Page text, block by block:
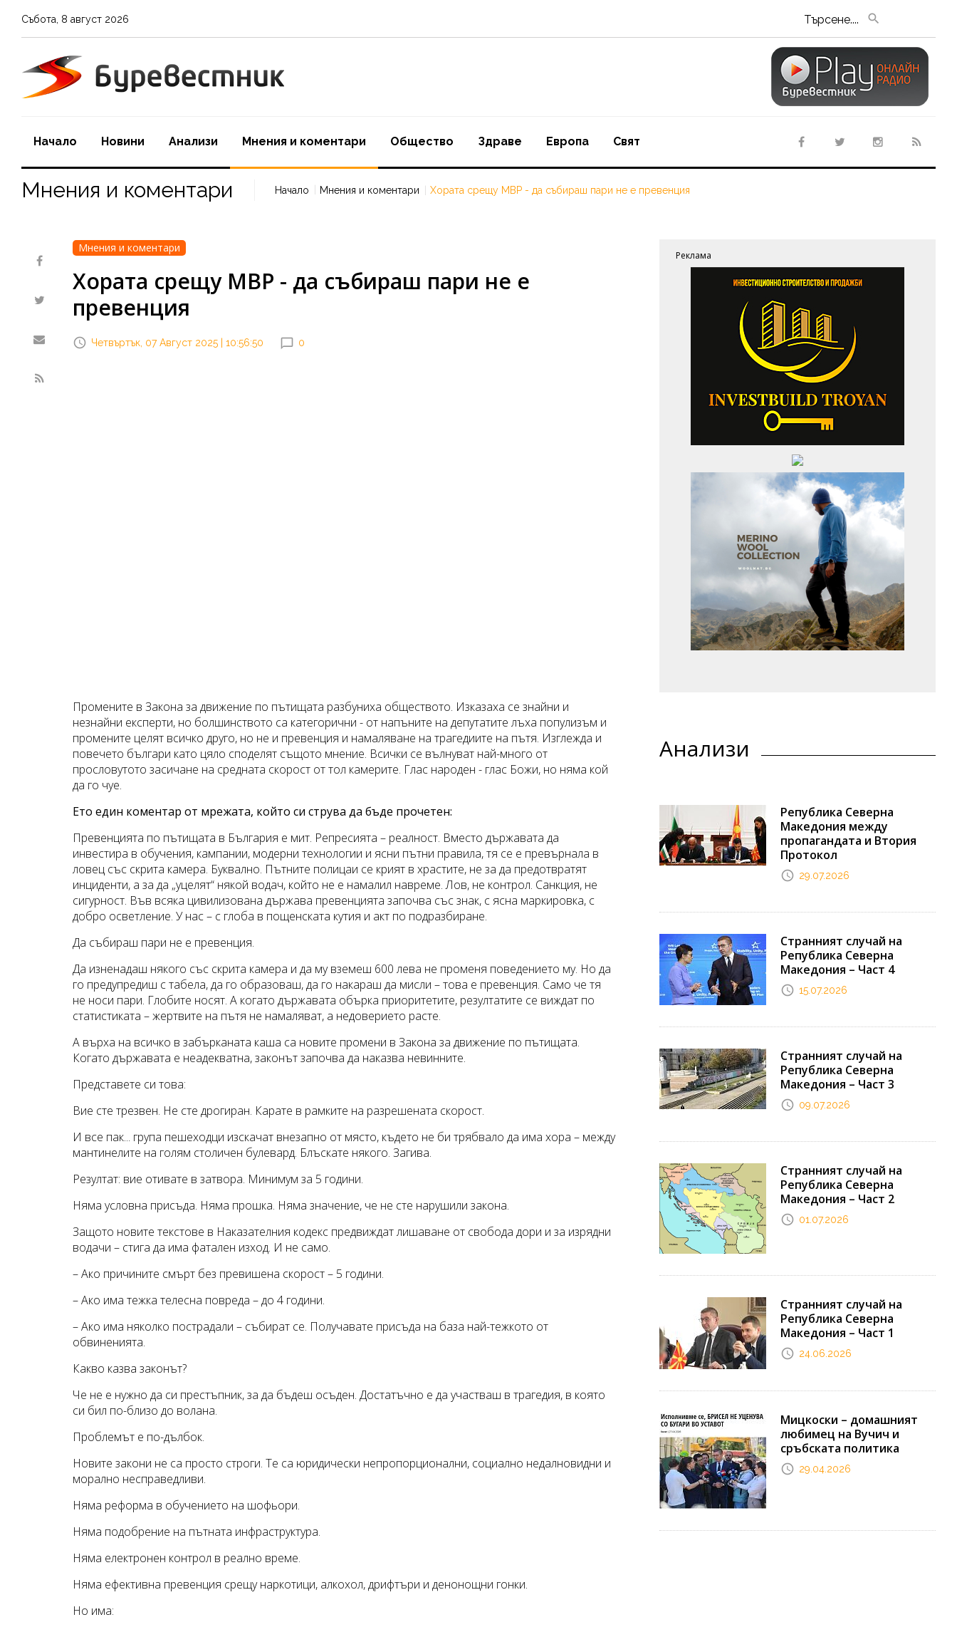
Събота 8 август 2026 Търсене....
Начало Новини Aнализи Мнения и коментари Oбщество Здраве Европа Свят
Мнения и коментари Начало Мнения и коментари Хората срещу МВР - да събираш пари не е превенция
Мнения и коментари
Хората срещу МВР - да събираш пари не е
превенция
Четвъртък, 07 Август 2025 | 10:56:50 0
Промените в Закона за движение по пътищата разбуниха обществото. Изказаха се знайни и
незнайни експерти, но болшинството са категорични - от напъните на депутатите лъха популизъм и
промените целят всичко друго, но не и превенция и намаляване на трагедиите на пътя. Изглежда и
повечето българи като цяло споделят същото мнение. Всички се вълнуват най-много от
прословутото засичане на средната скорост от тол камерите. Глас народен - глас Божи, но няма кой
да го чуе.
Ето един коментар от мрежата, който си струва да бъде прочетен:
Превенцията по пътищата в България е мит. Репресията – реалност. Вместо държавата да
инвестира в обучения, кампании, модерни технологии и ясни пътни правила, тя се е превърнала в
ловец със скрита камера. Буквално. Пътните полицаи се крият в храстите, не за да предотвратят
инциденти, а за да „уцелят“ някой водач, който не е намалил навреме. Лов, не контрол. Санкция, не
сигурност. Във всяка цивилизована държава превенцията започва със знак, с ясна маркировка, с
добро осветление. У нас – с глоба в пощенската кутия и акт по подразбиране.
Да събираш пари не е превенция.
Да изненадаш някого със скрита камера и да му вземеш 600 лева не променя поведението му. Но да
го предупредиш с табела, да го образоваш, да го накараш да мисли – това е превенция. Само че тя
не носи пари. Глобите носят. А когато държавата обърка приоритетите, резултатите се виждат по
статистиката – жертвите на пътя не намаляват, а недоверието расте.
А върха на всичко в забърканата каша са новите промени в Закона за движение по пътищата.
Когато държавата е неадекватна, законът започва да наказва невинните.
Представете си това:
Вие сте трезвен. Не сте дрогиран. Карате в рамките на разрешената скорост.
И все пак... група пешеходци изскачат внезапно от място, където не би трябвало да има хора – между
мантинелите на голям столичен булевард. Блъскате някого. Загива.
Резултат: вие отивате в затвора. Минимум за 5 години.
Няма условна присъда. Няма прошка. Няма значение, че не сте нарушили закона.
Защото новите текстове в Наказателния кодекс предвиждат лишаване от свобода дори и за изрядни
водачи – стига да има фатален изход. И не само.
– Ако причините смърт без превишена скорост – 5 години.
– Ако има тежка телесна повреда – до 4 години.
– Ако има няколко пострадали – събират се. Получавате присъда на база най-тежкото от
обвиненията.
Какво казва законът?
Че не е нужно да си престъпник, за да бъдеш осъден. Достатъчно е да участваш в трагедия, в която
си бил по-близо до волана.
Проблемът е по-дълбок.
Новите закони не са просто строги. Те са юридически непропорционални, социално недалновидни и
морално несправедливи.
Няма реформа в обучението на шофьори.
Няма подобрение на пътната инфраструктура.
Няма електронен контрол в реално време.
Няма ефективна превенция срещу наркотици, алкохол, дрифтъри и денонощни гонки.
Но има:
Реклама
Анализи
Република Северна
Македония между
пропагандата и Втория
Протокол
29.07.2026
Странният случай на
Република Северна
Македония – Част 4
15.07.2026
Странният случай на
Република Северна
Македония – Част 3
09.07.2026
Странният случай на
Република Северна
Македония – Част 2
01.07.2026
Странният случай на
Република Северна
Македония – Част 1
24.06.2026
Мицкоски – домашният
любимец на Вучич и
сръбската политика
29.04.2026